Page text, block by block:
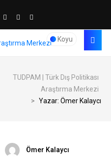
Koyu
TUDPAM | Türk Dış Politikası
Araştırma Merkezi
> Yazar: Ömer Kalaycı
Ömer Kalaycı